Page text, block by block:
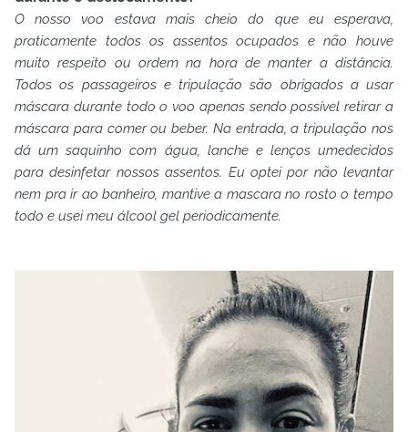
O nosso voo estava mais cheio do que eu esperava,
praticamente todos os assentos ocupados e não houve
muito respeito ou ordem na hora de manter a distância.
Todos os passageiros e tripulação são obrigados a usar
máscara durante todo o voo apenas sendo possível retirar a
máscara para comer ou beber. Na entrada, a tripulação nos
dá um saquinho com água, lanche e lenços umedecidos
para desinfetar nossos assentos. Eu optei por não levantar
nem pra ir ao banheiro, mantive a mascara no rosto o tempo
todo e usei meu álcool gel periodicamente.